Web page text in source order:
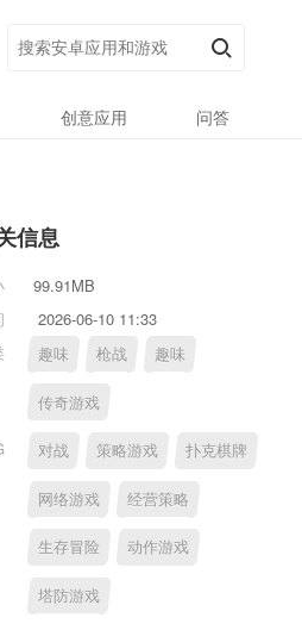
创意应用 问答
信息
99.91MB
2026-06-10 11:33
趣味 枪战 趣味
传奇游戏
对战 策略游戏 扑克棋牌
网络游戏 经营策略
生存冒险 动作游戏
塔防游戏